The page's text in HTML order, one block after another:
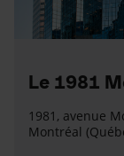
Le 1981
1981, avenue
Montréal